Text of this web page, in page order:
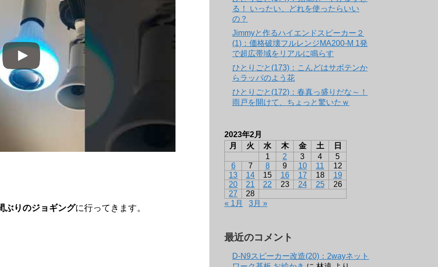
ぶりのジョギングに行ってきます。
る！ いったい、どれを使ったらいい
の？
Jimmyと作るハイエンドスピーカー２
(1)：価格破壊フルレンジMA200-M 1発
で超広帯域をリアルに鳴らす
ひとりごと(173)：こんどはサボテンか
らラッパのよう花
ひとりごと(172)：春真っ盛りだな～！
雨戸を開けて、ちょっと驚いたｗ
2023年2月
月
火 水 木 金 土
日
1
2 3 4
5
6
7 8 9 10 11
12
13
14 15 16 17 18
19
20
21 22 23 24 25
26
27
28
« 1月
3月 »
最近のコメント
D-N9スピーカー改造(20)：2wayネット